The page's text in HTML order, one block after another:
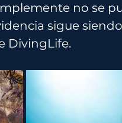
no se
sigue
DivingLife.